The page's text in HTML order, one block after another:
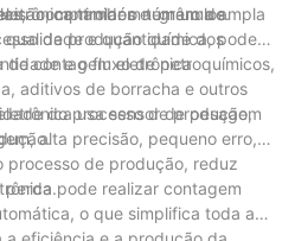
comprimidos e ‌ grânulos.
controlar o número de
e quantidade dos
também tem uma ampla
de produção química, pode
e o fluxo de petroquímicos,
aditivos de borracha e outros
do processo de produção,
de contagem eletrônica
usa sensor de pesagem
alta precisão, pequeno erro,
processo de produção, reduz
perda.pode realizar contagem
o que simplifica toda a